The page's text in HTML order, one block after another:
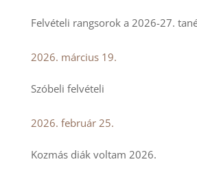
Felvételi rangsorok a 2026-27.
2026. március 19.
Szóbeli felvételi
2026. február 25.
Kozmás diák voltam 2026.